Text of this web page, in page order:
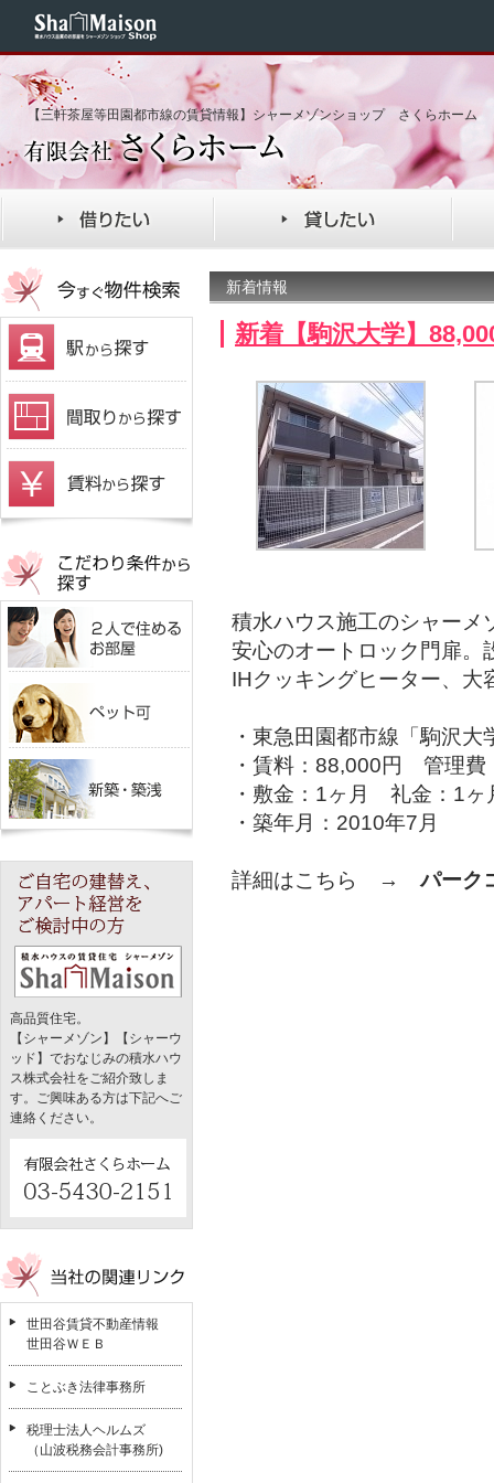
【三軒茶屋等田園都市線の賃貸情報】シャーメゾンショップ さくらホーム
高品質住宅。
【シャーメゾン】【シャーウ
ッド】でおなじみの積水ハウ
ス株式会社をご紹介致しま
す。ご興味ある方は下記へご
連絡ください。
世田谷賃貸不動産情報
世田谷ＷＥＢ
ことぶき法律事務所
税理士法人ヘルムズ
（山波税務会計事務所)
新着情報
新着【駒沢大学】
積水ハウス施工のシャーメ
安心のオートロック門扉。
IHクッキングヒーター、大
・東急田園都市線「駒沢
・賃料：88,000円 管理費
・敷金：1ヶ月 礼金：1ヶ
・築年月：2010年7月
詳細はこちら →パーク